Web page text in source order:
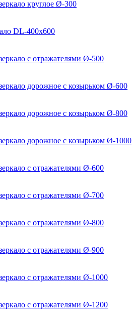
круглое Ø-300
DL-400х600
с отражателями Ø-500
дорожное с козырьком Ø-600
дорожное с козырьком Ø-800
дорожное с козырьком Ø-1000
с отражателями Ø-600
с отражателями Ø-700
с отражателями Ø-800
с отражателями Ø-900
с отражателями Ø-1000
с отражателями Ø-1200